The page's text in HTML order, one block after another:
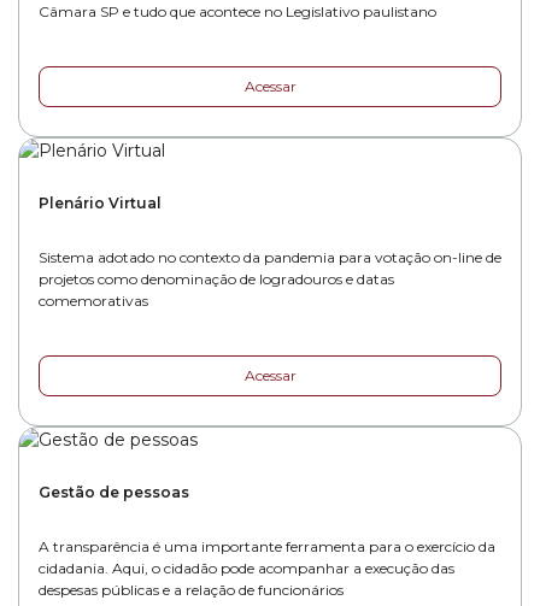
Câmara SP e tudo que acontece no Legislativo paulistano
Acessar
Plenário Virtual
Sistema adotado no contexto da pandemia para votação on-line de
projetos como denominação de logradouros e datas
comemorativas
Acessar
Gestão de pessoas
A transparência é uma importante ferramenta para o exercício da
cidadania. Aqui, o cidadão pode acompanhar a execução das
despesas públicas e a relação de funcionários